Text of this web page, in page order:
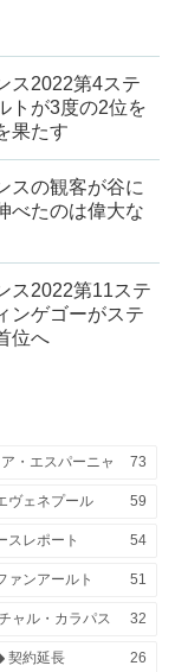
ス2022第4ステ
トが3度の2位を
果たす
スの観客が谷に
べたのは偉大な
ス2022第11ステ
ンゲゴーがステ
位へ
・エスパーニャ 73
ヴェネプール 59
スレポート 54
ァンアールト 51
ャル・カラパス 32
契約延長 26